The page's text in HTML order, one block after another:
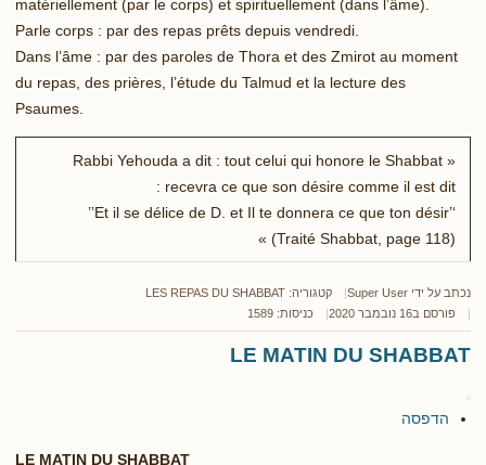
matériellement (par le corps) et spirituellement (dans l’âme).
Parle corps : par des repas prêts depuis vendredi.
Dans l’âme : par des paroles de Thora et des Zmirot au moment
du repas, des prières, l’étude du Talmud et la lecture des
Psaumes.
« Rabbi Yehouda a dit : tout celui qui honore le Shabbat
recevra ce que son désire comme il est dit :
‘’Et il se délice de D. et Il te donnera ce que ton désir’’
(Traité Shabbat, page 118) »
נכתב על ידי Super User קטגוריה: LES REPAS DU SHABBAT
פורסם ב16 נובמבר 2020
כניסות: 1589
LE MATIN DU SHABBAT
הדפסה
LE MATIN DU SHABBAT